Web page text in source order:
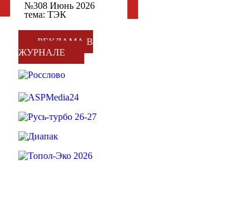
№308 Июнь 2026
тема: ТЭК
РЕКЛАМА В
ЖУРНАЛЕ